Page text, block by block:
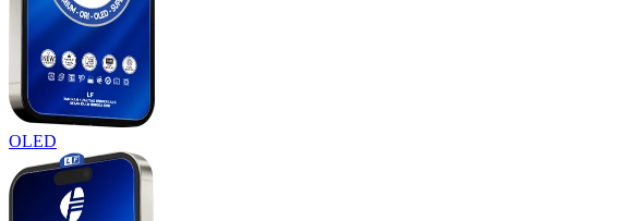
OLED